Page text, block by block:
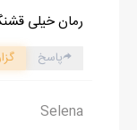
حتی نمیتونم بابت
محض رضای خدا من
سرم بیاد!
رمان خیلی
پاسخ
Selena